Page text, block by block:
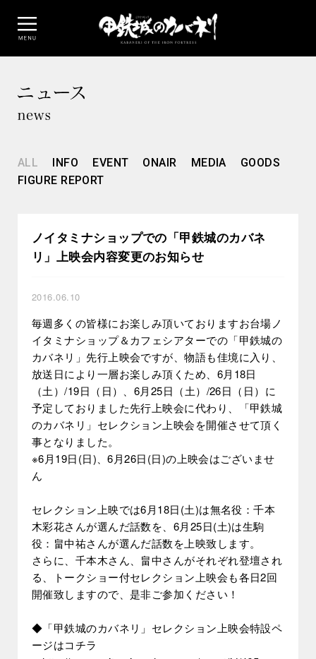
ALL INFO EVENT ONAIR MEDIA
GOODS
FIGURE REPORT
ノイタミナショップでの「甲鉄城のカバネ
リ」上映会内容変更のお知らせ
2016.06.10
毎週多くの皆様にお楽しみ頂いておりますお台場ノ
イタミナショップ＆カフェシアターでの「甲鉄城の
カバネリ」先行上映会ですが、物語も佳境に入り、
放送日により一層お楽しみ頂くため、6月18日
（土）/19日（日）、6月25日（土）/26日（日）に
予定しておりました先行上映会に代わり、「甲鉄城
のカバネリ」セレクション上映会を開催させて頂く
事となりました。
※6月19日(日)、6月26日(日)の上映会はございませ
ん
セレクション上映では6月18日(土)は無名役：千本
木彩花さんが選んだ話数を、6月25日(土)は生駒
役：畠中祐さんが選んだ話数を上映致します。
さらに、千本木さん、畠中さんがそれぞれ登壇され
る、トークショー付セレクション上映会も各日2回
開催致しますので、是非ご参加ください！
◆「甲鉄城のカバネリ」セレクション上映会特設ペ
ージはコチラ